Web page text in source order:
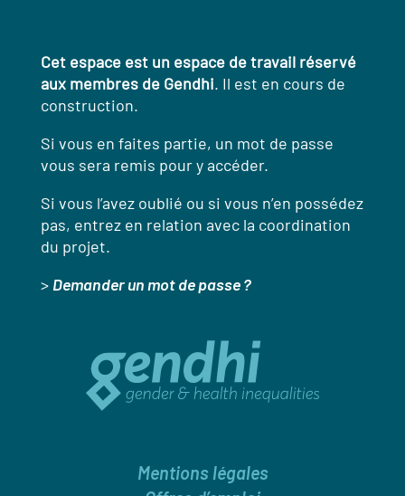
Cet espace est un espace de travail réservé
aux membres de Gendhi. Il est en cours de
construction.
Si vous en faites partie, un mot de passe
vous sera remis pour y accéder.
Si vous l’avez oublié ou si vous n’en possédez
pas, entrez en relation avec la coordination
du projet.
> Demander un mot de passe ?
Mentions légales